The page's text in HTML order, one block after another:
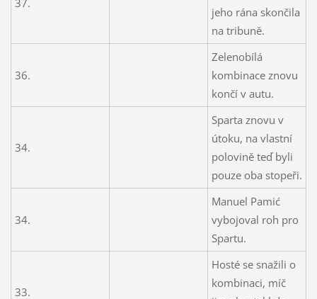
jeho rána skončila
na tribuně.
36.
Zelenobílá
kombinace znovu
končí v autu.
34.
Sparta znovu v
útoku, na vlastní
polovině teď byli
pouze oba stopeři.
34.
Manuel Pamić
vybojoval roh pro
Spartu.
33.
Hosté se snažili o
kombinaci, míč